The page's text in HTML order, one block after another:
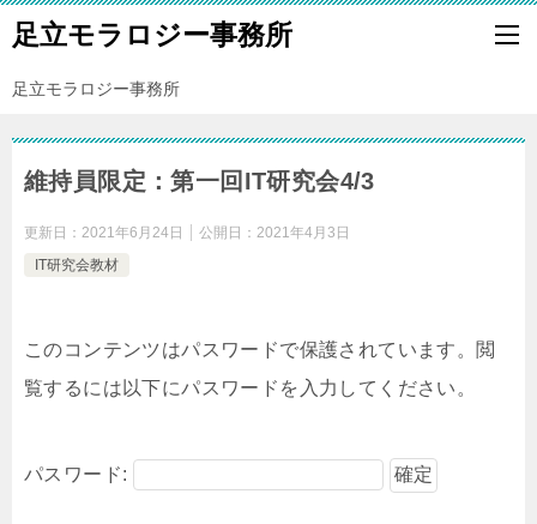
足立モラロジー事務所
足立モラロジー事務所
維持員限定：第一回IT研究会4/3
更新日： 2021年6月24日 公開日： 2021年4月3日
IT研究会教材
このコンテンツはパスワードで保護されています。閲
覧するには以下にパスワードを入力してください。
パスワード: